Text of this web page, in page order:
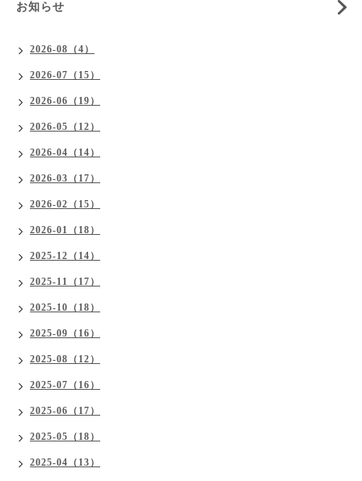
お知らせ
2026-08（4）
2026-07（15）
2026-06（19）
2026-05（12）
2026-04（14）
2026-03（17）
2026-02（15）
2026-01（18）
2025-12（14）
2025-11（17）
2025-10（18）
2025-09（16）
2025-08（12）
2025-07（16）
2025-06（17）
2025-05（18）
2025-04（13）